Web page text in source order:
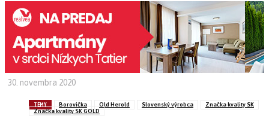
30. novembra 2020
TÉMY Borovička Old Herold Slovenský výrobca
Značka kvality SK
Značka kvality SK GOLD